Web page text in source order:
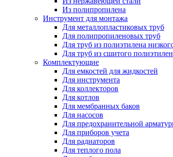
Из полипропилена
Инструмент для монтажа
Для металлопластиковых труб
Для полипропиленовых труб
Для труб из полиэтилена
Для труб из сшитого
Комплектующие
Для емкостей для жидкостей
Для инструмента
Для коллекторов
Для котлов
Для мембранных баков
Для насосов
Для предохранительной
Для приборов учета
Для радиаторов
Для теплого пола